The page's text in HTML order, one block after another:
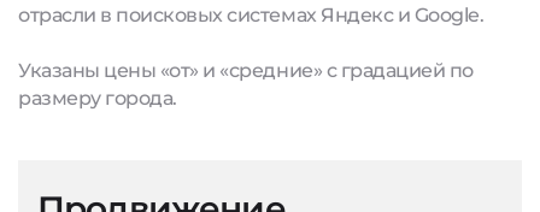
отрасли в поисковых системах Яндекс и Google.
Указаны цены «от» и «средние» с градацией по
размеру города.